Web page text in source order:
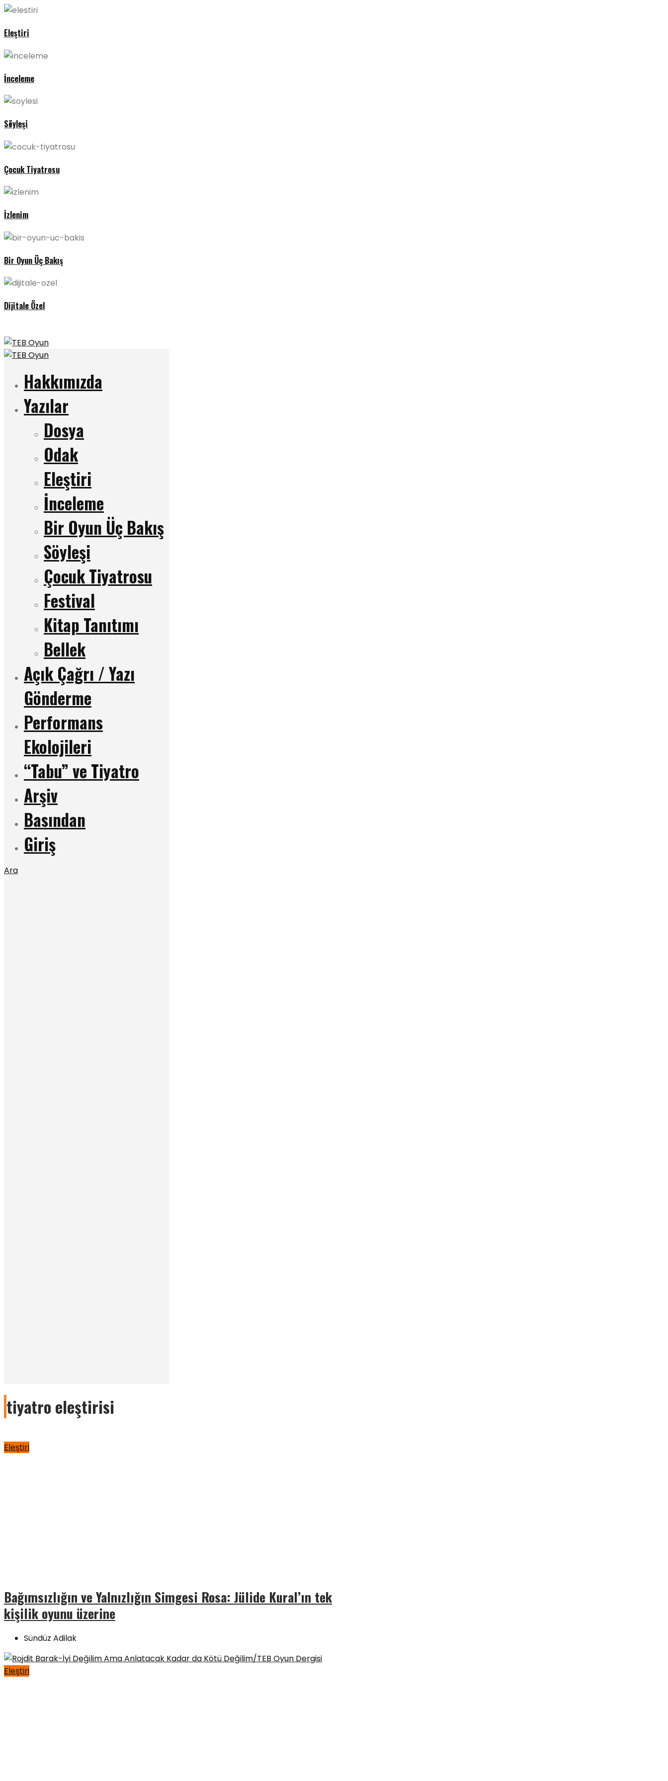
Eleştiri
İnceleme
Söyleşi
Çocuk Tiyatrosu
İzlenim
Bir Oyun Üç Bakış
Dijitale Özel
Hakkımızda
Yazılar
Dosya
Odak
Eleştiri
İnceleme
Bir Oyun Üç Bakış
Söyleşi
Çocuk Tiyatrosu
Festival
Kitap Tanıtımı
Bellek
Açık Çağrı / Yazı
Gönderme
Performans
Ekolojileri
“Tabu” ve Tiyatro
Arşiv
Basından
Giriş
Ara
tiyatro eleştirisi
Eleştiri
Bağımsızlığın ve Yalnızlığın Simgesi Rosa: Jülide Kural’ın tek
kişilik oyunu üzerine
Sündüz Adilak
Eleştiri